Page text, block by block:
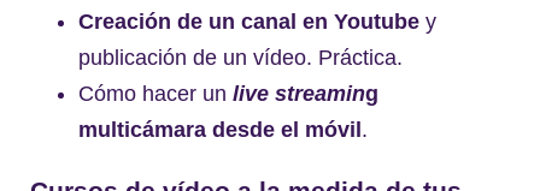
Creación de un canal en Youtube y
publicación de un vídeo. Práctica.
Cómo hacer un live streaming
multicámara desde el móvil .